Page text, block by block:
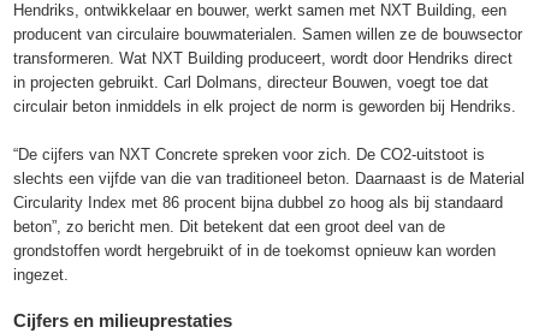
Hendriks, ontwikkelaar en bouwer, werkt samen met NXT Building, een
producent van circulaire bouwmaterialen. Samen willen ze de bouwsector
transformeren. Wat NXT Building produceert, wordt door Hendriks direct
in projecten gebruikt. Carl Dolmans, directeur Bouwen, voegt toe dat
circulair beton inmiddels in elk project de norm is geworden bij Hendriks.
“De cijfers van NXT Concrete spreken voor zich. De CO2-uitstoot is
slechts een vijfde van die van traditioneel beton. Daarnaast is de Material
Circularity Index met 86 procent bijna dubbel zo hoog als bij standaard
beton”, zo bericht men. Dit betekent dat een groot deel van de
grondstoffen wordt hergebruikt of in de toekomst opnieuw kan worden
ingezet.
Cijfers en milieuprestaties